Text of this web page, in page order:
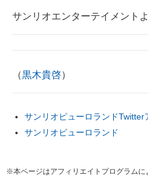
サンリオエンターテイメント
（黒木貴啓）
サンリオピューロランドTwitter
サンリオピューロランド
※本ページはアフィリエイトプログラムに